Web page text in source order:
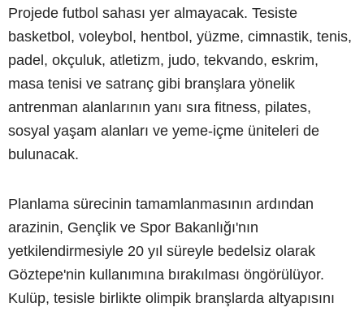
Projede futbol sahası yer almayacak. Tesiste
basketbol, voleybol, hentbol, yüzme, cimnastik, tenis,
padel, okçuluk, atletizm, judo, tekvando, eskrim,
masa tenisi ve satranç gibi branşlara yönelik
antrenman alanlarının yanı sıra fitness, pilates,
sosyal yaşam alanları ve yeme-içme üniteleri de
bulunacak.
Planlama sürecinin tamamlanmasının ardından
arazinin, Gençlik ve Spor Bakanlığı'nın
yetkilendirmesiyle 20 yıl süreyle bedelsiz olarak
Göztepe'nin kullanımına bırakılması öngörülüyor.
Kulüp, tesisle birlikte olimpik branşlarda altyapısını